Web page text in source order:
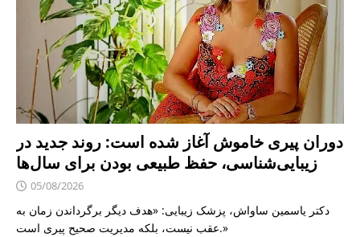
دوران پیری خاموش آغاز شده است: روند جدید در
زیبایی‌شناسی، حفظ طبیعی بودن برای سال‌ها
05/08/2026
دکتر یاسمین ساواش، پزشک زیبایی: «هدف دیگر برگرداندن زمان به
عقب نیست، بلکه مدیریت صحیح پیری است.»